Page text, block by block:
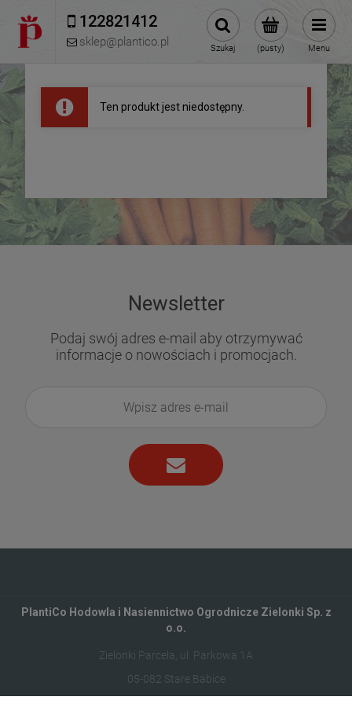
122821412
sklep@plantico.pl (pusty)
Szukaj Menu
Ten produkt jest niedostępny.
Newsletter
Podaj swój adres e-mail aby otrzymywać
informacje o nowościach i promocjach.
PlantiCo Hodowla i Nasiennictwo Ogrodnicze Zielonki Sp. z
o.o.
Zielonki Parcela, ul. Parkowa 1A
05-082 Stare Babice